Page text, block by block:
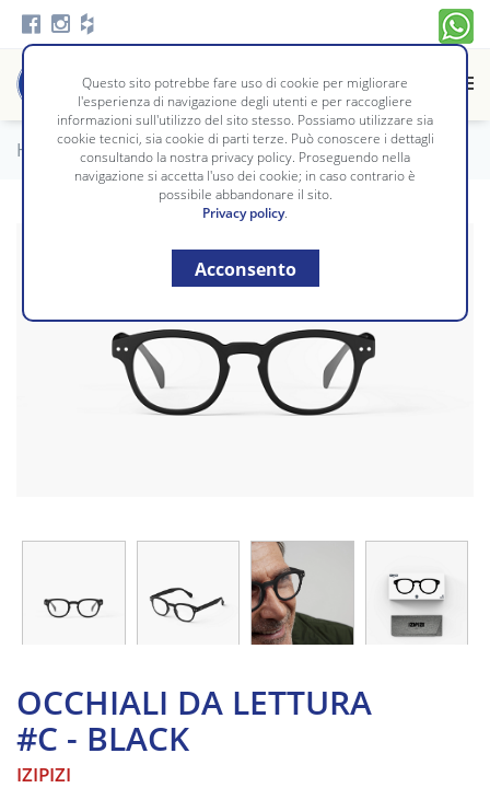
Home / Complementi / OCCHIALI
OCCHIALI DA LETTURA
#C - BLACK
IZIPIZI
Questo sito potrebbe fare uso di cookie per migliorare
l'esperienza di navigazione degli utenti e per raccogliere
informazioni sull'utilizzo del sito stesso. Possiamo utilizzare sia
cookie tecnici, sia cookie di parti terze. Può conoscere i dettagli
consultando la nostra privacy policy. Proseguendo nella
navigazione si accetta l'uso dei cookie; in caso contrario è
possibile abbandonare il sito.
Privacy policy.
Acconsento